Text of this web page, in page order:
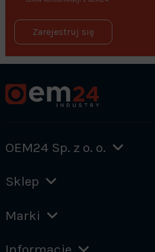
Zarejestruj się
OEM24 Sp. z o. o.
Sklep
Marki